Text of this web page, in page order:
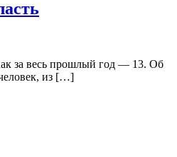
за весь прошлый год — 13. Об
из […]